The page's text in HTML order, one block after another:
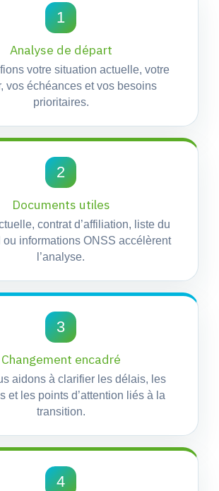
1
Analyse de départ
votre situation actuelle, votre
vos échéances et vos besoins
prioritaires.
2
Documents utiles
contrat d’affiliation, liste du
ou informations ONSS accélèrent
l’analyse.
3
Changement encadré
aidons à clarifier les délais, les
et les points d’attention liés à la
transition.
4